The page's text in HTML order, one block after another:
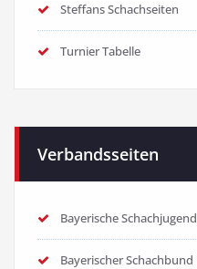
Steffans Schachseiten
Turnier Tabelle
Verbandsseiten
Bayerische Schachjugend
Bayerischer Schachbund